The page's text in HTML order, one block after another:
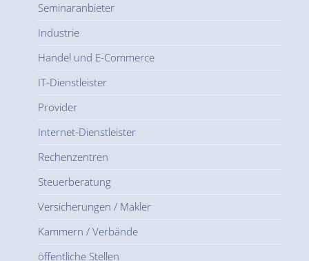
Seminaranbieter
Industrie
Handel und E-Commerce
IT-Dienstleister
Provider
Internet-Dienstleister
Rechenzentren
Steuerberatung
Versicherungen / Makler
Kammern / Verbände
öffentliche Stellen